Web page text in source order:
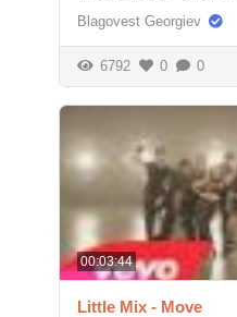
Blagovest Georgiev
6792 0 0
00:03:44
Little Mix - Move